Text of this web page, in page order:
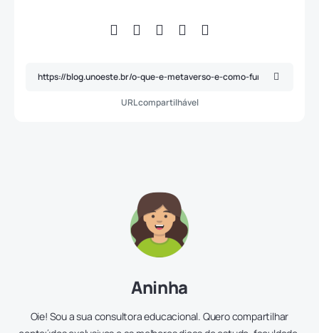
URL compartilhável
Aninha
Oie! Sou a sua consultora educacional. Quero compartilhar